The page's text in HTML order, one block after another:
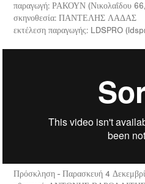
παραγωγή: ΡΑΚΟΥΝ (Νικολαΐδου
σκηνοθεσία: ΠΑΝΤΕΛΗΣ ΛΑΔΑΣ
εκτέλεση παραγωγής: LDSPRO
Πρόσκληση - Παρασκευή 4